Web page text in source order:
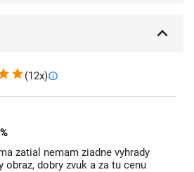
(12x)
zatial nemam ziadne vyhrady
obraz, dobry zvuk a za tu cenu